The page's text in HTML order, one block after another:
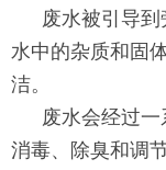
废水被引导
水中的杂质和固
洁。
废水会经过
消毒、除臭和调